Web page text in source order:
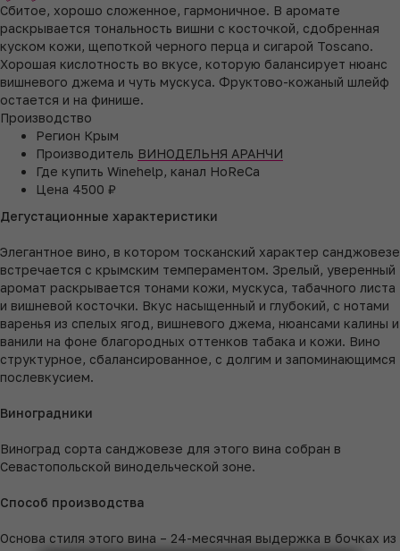
Сбитое, хорошо сложенное, гармоничное. В аромате
раскрывается тональность вишни с косточкой, сдобренная
куском кожи, щепоткой черного перца и сигарой Toscano.
Хорошая кислотность во вкусе, которую балансирует нюанс
вишневого джема и чуть мускуса. Фруктово-кожаный шлейф
остается и на финише.
Производство
Регион Крым
Производитель ВИНОДЕЛЬНЯ АРАНЧИ
Где купить Winehelp, канал HoReCa
Цена 4500 ₽
Дегустационные характеристики
Элегантное вино, в котором тосканский характер санджовезе
встречается с крымским темпераментом. Зрелый, уверенный
аромат раскрывается тонами кожи, мускуса, табачного листа
и вишневой косточки. Вкус насыщенный и глубокий, с нотами
варенья из спелых ягод, вишневого джема, нюансами калины и
ванили на фоне благородных оттенков табака и кожи. Вино
структурное, сбалансированное, с долгим и запоминающимся
послевкусием.
Виноградники
Виноград сорта санджовезе для этого вина собран в
Севастопольской винодельческой зоне.
Способ производства
Основа стиля этого вина – 24-месячная выдержка в бочках из